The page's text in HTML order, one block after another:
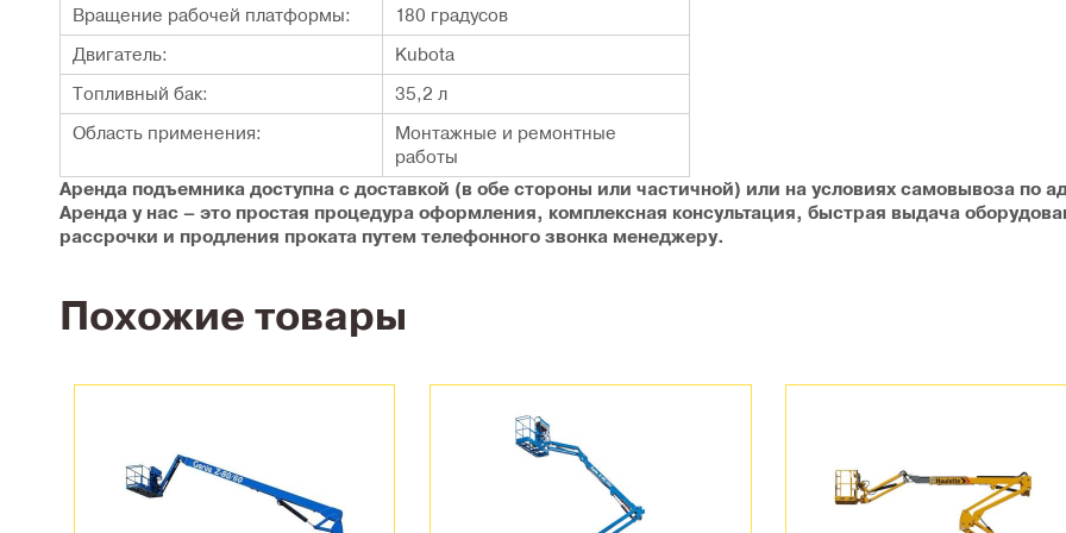
Вращение рабочей платформы:
180 градусов
Двигатель:
Kubota
Топливный бак:
35,2 л
Область применения:
Монтажные и ремонтные
работы
Аренда подъемника доступна с доставкой (в обе стороны или частичной) или на условиях самовывоза по
Аренда у нас – это простая процедура оформления, комплексная консультация, быстрая выдача
рассрочки и продления проката путем телефонного звонка менеджеру.
Похожие товары